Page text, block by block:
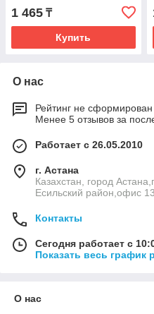
1 465 ₸
Купить
О нас
Рейтинг не сформирован
Менее 5 отзывов за
Работает с 26.05.2010
г. Астана
Казахстан, город
Есильский район,офис
Контакты
Сегодня работает с
Показать весь график
О нас